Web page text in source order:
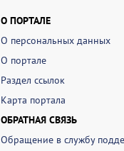
О ПОРТАЛЕ
О персональных данных
О портале
Раздел ссылок
Карта портала
ОБРАТНАЯ СВЯЗЬ
Обращение в службу